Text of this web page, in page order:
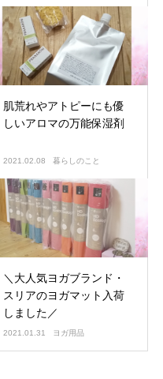
肌荒れやアトピーにも優
しいアロマの万能保湿剤
2021.02.08 暮らしのこと
＼大人気ヨガブランド・
スリアのヨガマット入荷
しました／
2021.01.31 ヨガ用品